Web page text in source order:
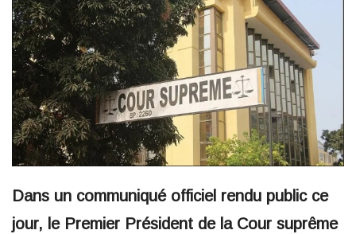
Dans un communiqué officiel rendu public ce
jour, le Premier Président de la Cour suprême